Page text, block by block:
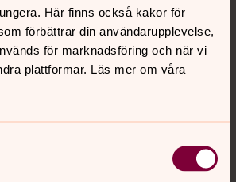
Här finns också kakor för
förbättrar din användarupplevelse,
för marknadsföring och när vi
plattformar. Läs mer om våra